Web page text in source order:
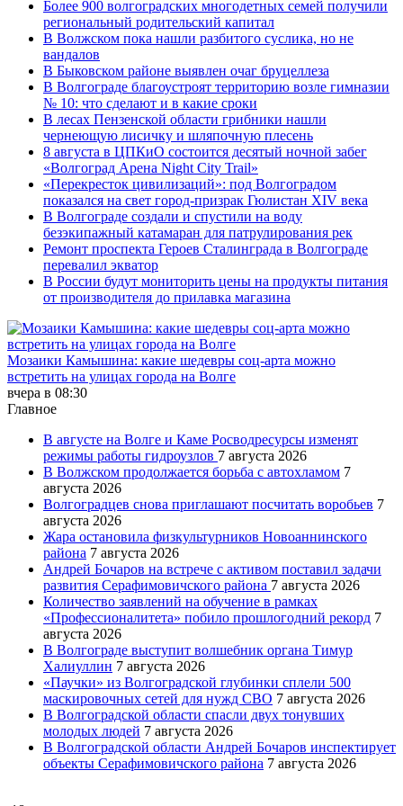
Более 900 волгоградских многодетных семей получили
региональный родительский капитал
В Волжском пока нашли разбитого суслика, но не
вандалов
В Быковском районе выявлен очаг бруцеллеза
В Волгограде благоустроят территорию возле гимназии
№ 10: что сделают и в какие сроки
В лесах Пензенской области грибники нашли
чернеющую лисичку и шляпочную плесень
8 августа в ЦПКиО состоится десятый ночной забег
«Волгоград Арена Night City Trail»
«Перекресток цивилизаций»: под Волгоградом
показался на свет город-призрак Гюлистан XIV века
В Волгограде создали и спустили на воду
безэкипажный катамаран для патрулирования рек
Ремонт проспекта Героев Сталинграда в Волгограде
перевалил экватор
В России будут мониторить цены на продукты питания
от производителя до прилавка магазина
Мозаики Камышина: какие шедевры соц-арта можно
встретить на улицах города на Волге
вчера в 08:30
Главное
В августе на Волге и Каме Росводресурсы изменят
режимы работы гидроузлов 7 августа 2026
В Волжском продолжается борьба с автохламом 7
августа 2026
Волгоградцев снова приглашают посчитать воробьев 7
августа 2026
Жара остановила физкультурников Новоаннинского
района 7 августа 2026
Андрей Бочаров на встрече с активом поставил задачи
развития Серафимовичского района 7 августа 2026
Количество заявлений на обучение в рамках
«Профессионалитета» побило прошлогодний рекорд 7
августа 2026
В Волгограде выступит волшебник органа Тимур
Халиуллин 7 августа 2026
«Паучки» из Волгоградской глубинки сплели 500
маскировочных сетей для нужд СВО 7 августа 2026
В Волгоградской области спасли двух тонувших
молодых людей 7 августа 2026
В Волгоградской области Андрей Бочаров инспектирует
объекты Серафимовичского района 7 августа 2026